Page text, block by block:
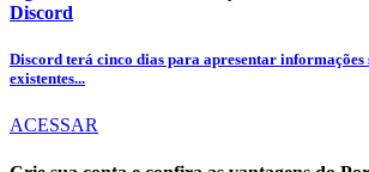
Discord
Discord terá cinco dias para apresentar informações
existentes...
ACESSAR